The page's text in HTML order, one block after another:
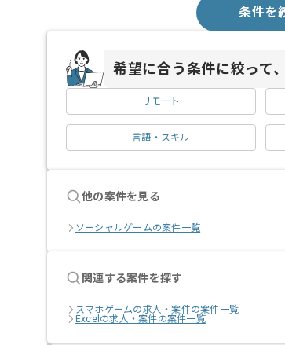
条件を
希望に合う条件に絞って
リモート
言語・スキル
他の案件を見る
ソーシャルゲームの案件一覧
関連する案件を探す
スマホゲームの求人・案件の案件一覧
Excelの求人・案件の案件一覧